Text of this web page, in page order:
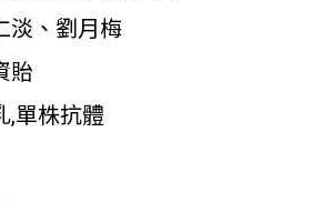
淡、劉月梅
貽
,單株抗體